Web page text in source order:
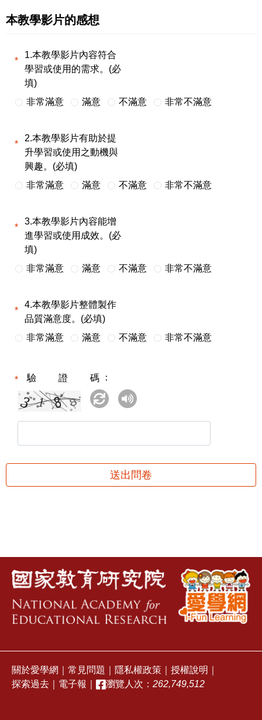
本教學影片的感想
1.本教學影片內容符合
學習或使用的需求。(必
填)
非常滿意
滿意 不滿意 非常不滿意
2.本教學影片有助於提
升學習或使用之動機與
興趣。(必填)
非常滿意
滿意 不滿意 非常不滿意
3.本教學影片內容能增
進學習或使用成效。(必
填)
非常滿意
滿意 不滿意 非常不滿意
4.本教學影片整體製作
品質滿意度。(必填)
非常滿意
滿意 不滿意 非常不滿意
驗證碼
送出問卷
關於愛學網 常見問題 隱私權政策 授權說明
探索過去
電子報 瀏覽人次： 262,749,512